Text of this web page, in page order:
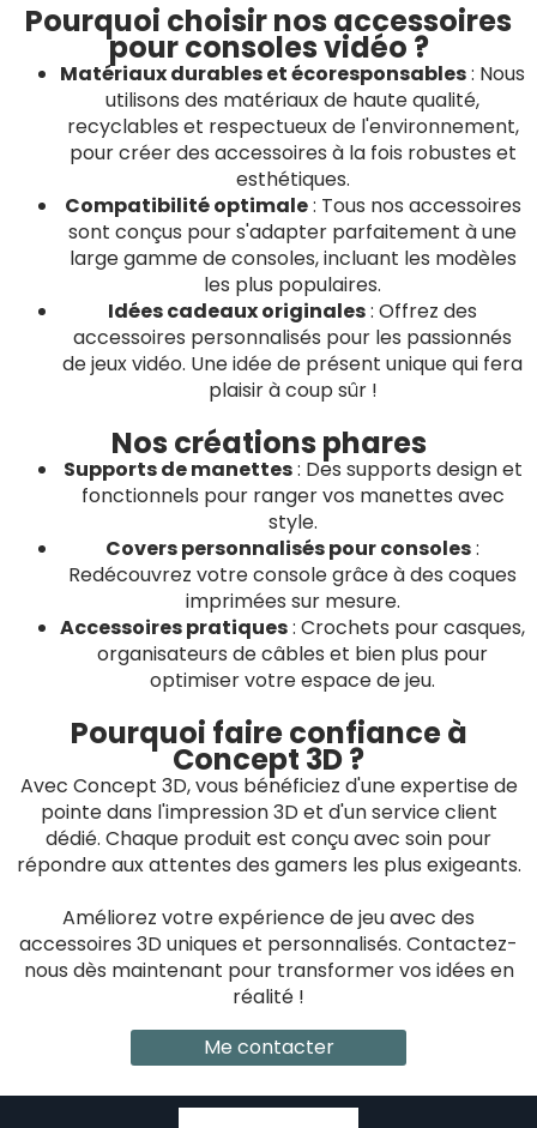
Pourquoi choisir nos accessoires
pour consoles vidéo ?
Matériaux durables et écoresponsables: Nous
utilisons des matériaux de haute qualité,
recyclables et respectueux de l'environnement,
pour créer des accessoires à la fois robustes et
esthétiques.
Compatibilité optimale: Tous nos accessoires
sont conçus pour s'adapter parfaitement à une
large gamme de consoles, incluant les modèles
les plus populaires.
Idées cadeaux originales: Offrez des
accessoires personnalisés pour les passionnés
de jeux vidéo. Une idée de présent unique qui fera
plaisir à coup sûr !
Nos créations phares
Supports de manettes: Des supports design et
fonctionnels pour ranger vos manettes avec
style.
Covers personnalisés pour consoles:
Redécouvrez votre console grâce à des coques
imprimées sur mesure.
Accessoires pratiques: Crochets pour casques,
organisateurs de câbles et bien plus pour
optimiser votre espace de jeu.
Pourquoi faire confiance à
Concept 3D ?
Avec Concept 3D, vous bénéficiez d'une expertise de
pointe dans l'impression 3D et d'un service client
dédié. Chaque produit est conçu avec soin pour
répondre aux attentes des gamers les plus exigeants.
Améliorez votre expérience de jeu avec des
accessoires 3D uniques et personnalisés. Contactez-
nous dès maintenant pour transformer vos idées en
réalité !
Me contacter